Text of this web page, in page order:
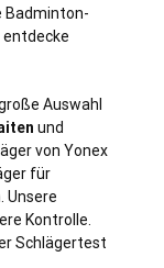
Badminton-
entdecke
Auswahl
und
von Yonex
für
Unsere
Kontrolle.
Schlägertest